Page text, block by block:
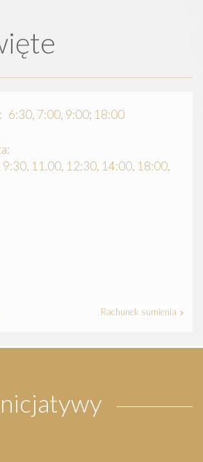
6:30, 7:00, 9:00; 18:00
9:30, 11.00, 12:30, 14:00, 18:00,
Rachunek sumienia